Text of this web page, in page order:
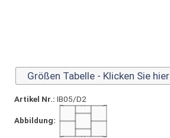
Größen Tabelle - Klicken Sie hier
Artikel Nr.: IB05/D2
Abbildung: